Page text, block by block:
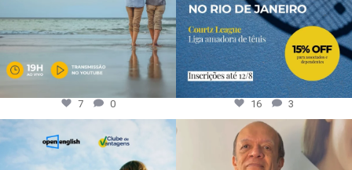
7 0 16 3